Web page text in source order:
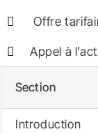
Offre
Appel à
Section
Introduction